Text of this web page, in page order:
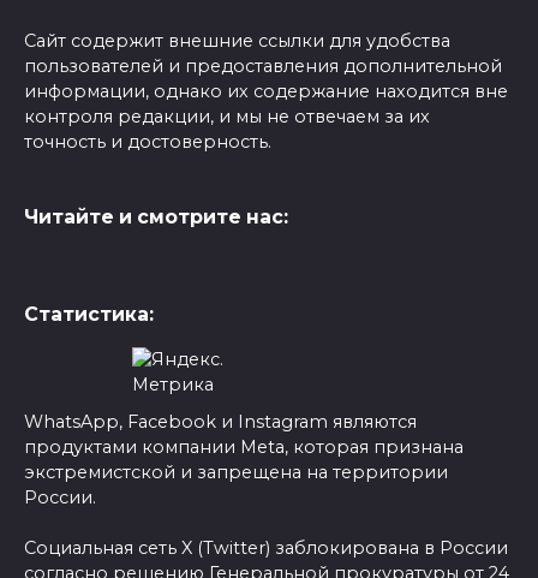
Сайт содержит внешние ссылки для удобства
пользователей и предоставления дополнительной
информации, однако их содержание находится вне
контроля редакции, и мы не отвечаем за их
точность и достоверность.
Читайте и смотрите нас:
Статистика:
WhatsApp, Facebook и Instagram являются
продуктами компании Meta, которая признана
экстремистской и запрещена на территории
России.
Социальная сеть X (Twitter) заблокирована в России
согласно решению Генеральной прокуратуры от 24